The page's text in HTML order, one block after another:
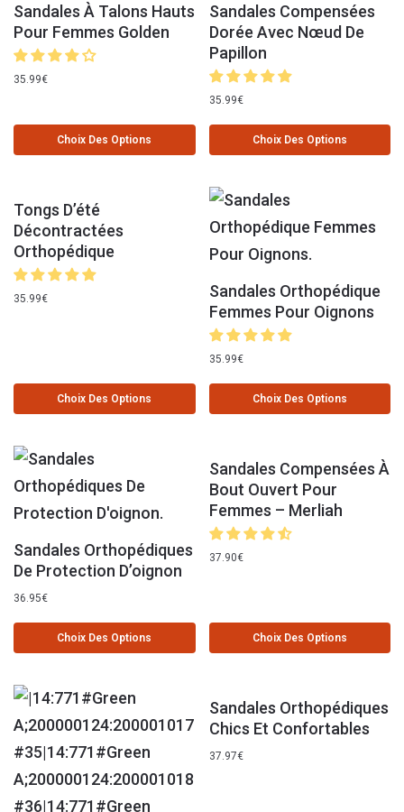
Sandales À Talons Hauts
Pour Femmes Golden
35.99€
Choix Des Options
Sandales Compensées
Dorée Avec Nœud De
Papillon
35.99€
Choix Des Options
Tongs D’été
Décontractées
Orthopédique
35.99€
Choix Des Options
Sandales Orthopédique
Femmes Pour Oignons
35.99€
Choix Des Options
Sandales Orthopédiques
De Protection D’oignon
36.95€
Choix Des Options
Sandales Compensées À
Bout Ouvert Pour
Femmes – Merliah
37.90€
Choix Des Options
Sandales Orthopédiques
Chics Et Confortables
37.97€